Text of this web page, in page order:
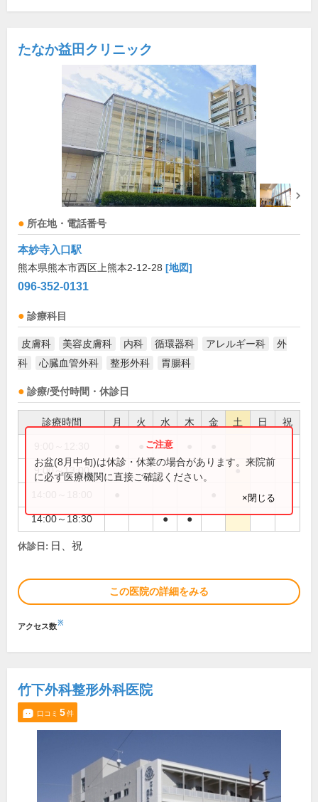
たなか益田クリニック
所在地・電話番号
本妙寺入口駅
熊本県熊本市西区上熊本2-12-28 [地図]
096-352-0131
診療科目
皮膚科 美容皮膚科 内科 循環器科 アレルギー科
外
科
心臓血管外科 整形外科 胃腸科
診療/受付時間・休診日
診療時間 月 火 水 木 金 土 日 祝
●
9:00～13:00 ●
14:00～18:30 ● ●
お盆(8月中旬)は休診・休業の場合があります。来院前
に必ず医療機関に直接ご確認ください。
×閉じる
休診日: 日、祝
この医院の詳細をみる
アクセス数※
竹下外科整形外科医院
口コミ 5件